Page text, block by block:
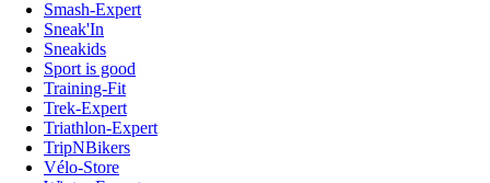
Smash-Expert
Sneak'In
Sneakids
Sport is good
Training-Fit
Trek-Expert
Triathlon-Expert
TripNBikers
Vélo-Store